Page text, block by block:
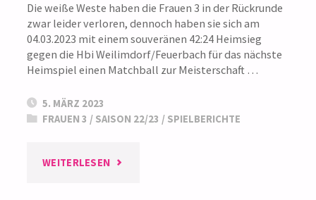
Die weiße Weste haben die Frauen 3 in der Rückrunde
zwar leider verloren, dennoch haben sie sich am
04.03.2023 mit einem souveränen 42:24 Heimsieg
gegen die Hbi Weilimdorf/Feuerbach für das nächste
Heimspiel einen Matchball zur Meisterschaft …
5. MÄRZ 2023
FRAUEN 3 / SAISON 22/23 / SPIELBERICHTE
WEITERLESEN"FRAUEN